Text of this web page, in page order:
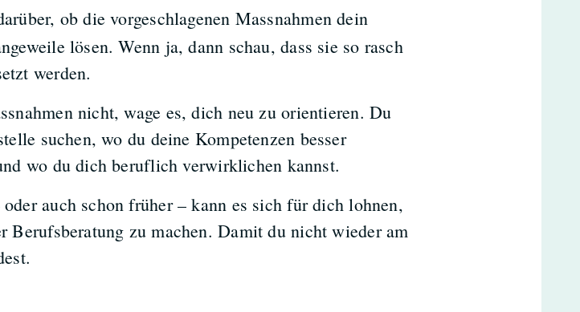
ob die vorgeschlagenen Massnahmen dein
lösen. Wenn ja, dann schau, dass sie so rasch
werden.
nicht, wage es, dich neu zu orientieren. Du
suchen, wo du deine Kompetenzen besser
wo du dich beruflich verwirklichen kannst.
auch schon früher – kann es sich für dich lohnen,
Berufsberatung zu machen. Damit du nicht wieder am